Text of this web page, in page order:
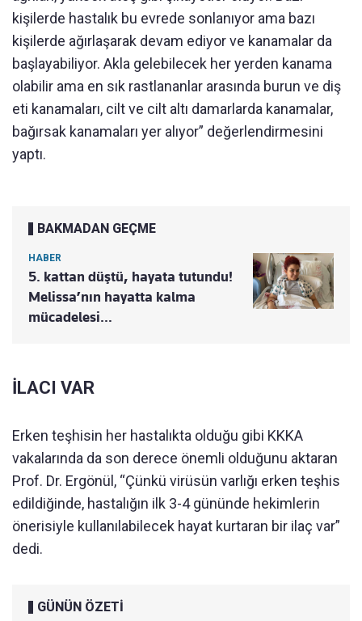
kişilerde hastalık bu evrede sonlanıyor ama bazı
kişilerde ağırlaşarak devam ediyor ve kanamalar da
başlayabiliyor. Akla gelebilecek her yerden kanama
olabilir ama en sık rastlananlar arasında burun ve diş
eti kanamaları, cilt ve cilt altı damarlarda kanamalar,
bağırsak kanamaları yer alıyor” değerlendirmesini
yaptı.
BAKMADAN GEÇME
HABER
5. kattan düştü, hayata tutundu!
Melissa’nın hayatta kalma
mücadelesi…
İLACI VAR
Erken teşhisin her hastalıkta olduğu gibi KKKA
vakalarında da son derece önemli olduğunu aktaran
Prof. Dr. Ergönül, “Çünkü virüsün varlığı erken teşhis
edildiğinde, hastalığın ilk 3-4 gününde hekimlerin
önerisiyle kullanılabilecek hayat kurtaran bir ilaç var”
dedi.
GÜNÜN ÖZETİ